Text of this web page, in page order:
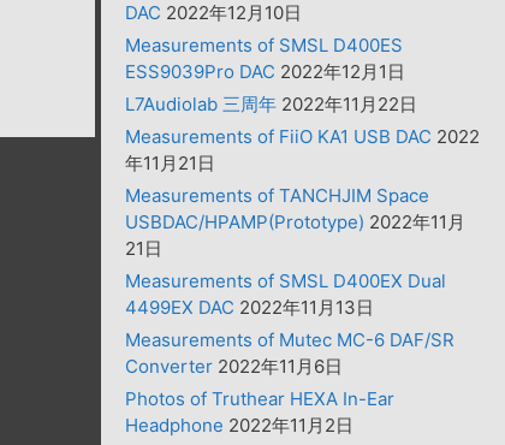
DAC 2022年12月10日
Measurements of SMSL D400ES
ESS9039Pro DAC 2022年12月1日
L7Audiolab 三周年 2022年11月22日
Measurements of FiiO KA1 USB DAC 2022
年11月21日
Measurements of TANCHJIM Space
USBDAC/HPAMP(Prototype) 2022年11月
21日
Measurements of SMSL D400EX Dual
4499EX DAC 2022年11月13日
Measurements of Mutec MC-6 DAF/SR
Converter 2022年11月6日
Photos of Truthear HEXA In-Ear
Headphone 2022年11月2日